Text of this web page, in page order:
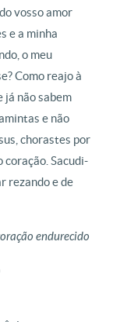
vosso amor
e a minha
o meu
Como reajo à
já não sabem
e não
chorastes por
coração. Sacudi-
rezando e de
endurecido